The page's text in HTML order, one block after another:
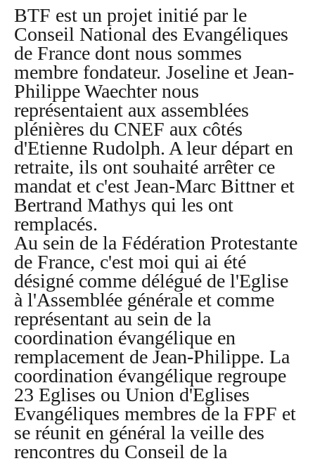
BTF est un projet initié par le
Conseil National des Evangéliques
de France dont nous sommes
membre fondateur. Joseline et Jean-
Philippe Waechter nous
représentaient aux assemblées
plénières du CNEF aux côtés
d'Etienne Rudolph. A leur départ en
retraite, ils ont souhaité arrêter ce
mandat et c'est Jean-Marc Bittner et
Bertrand Mathys qui les ont
remplacés.
Au sein de la Fédération Protestante
de France, c'est moi qui ai été
désigné comme délégué de l'Eglise
à l'Assemblée générale et comme
représentant au sein de la
coordination évangélique en
remplacement de Jean-Philippe. La
coordination évangélique regroupe
23 Eglises ou Union d'Eglises
Evangéliques membres de la FPF et
se réunit en général la veille des
rencontres du Conseil de la